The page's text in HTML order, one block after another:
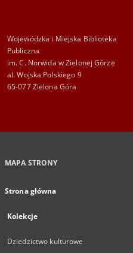
Wojewódzka i Miejska Biblioteka
Publiczna
im. C. Norwida w Zielonej Górze
al. Wojska Polskiego 9
65-077 Zielona Góra
MAPA STRONY
Strona główna
Kolekcje
Dziedzictwo kulturowe